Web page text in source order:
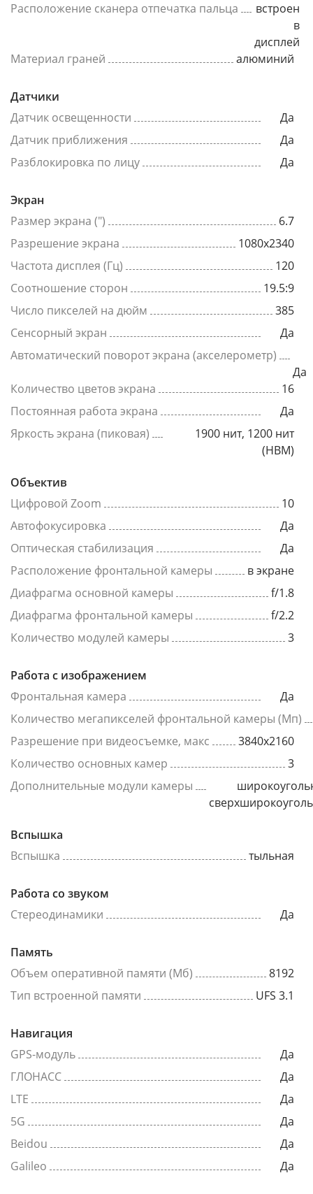
Расположение сканера отпечатка пальца
встроен
в
дисплей
Материал граней
алюминий
Датчики
Датчик освещенности
Да
Датчик приближения
Да
Разблокировка по лицу
Да
Экран
Размер экрана (")
6.7
Разрешение экрана
1080x2340
Частота дисплея (Гц)
120
Соотношение сторон
19.5:9
Число пикселей на дюйм
385
Сенсорный экран
Да
Автоматический поворот экрана (акселерометр)
Да
Количество цветов экрана
16
Постоянная работа экрана
Да
Яркость экрана (пиковая)
1900 нит, 1200 нит
(HBM)
Объектив
Цифровой Zoom
10
Автофокусировка
Да
Оптическая стабилизация
Да
Расположение фронтальной камеры
в экране
Диафрагма основной камеры
f/1.8
Диафрагма фронтальной камеры
f/2.2
Количество модулей камеры
3
Работа с изображением
Фронтальная камера
Да
Количество мегапикселей фронтальной камеры (Мп)
Разрешение при видеосъемке, макс
3840x2160
Количество основных камер
3
Дополнительные модули камеры
Вспышка
Вспышка
тыльная
Работа со звуком
Стереодинамики
Да
Память
Объем оперативной памяти (Мб)
8192
Тип встроенной памяти
UFS 3.1
Навигация
GPS-модуль
Да
ГЛОНАСС
Да
LTE
Да
5G
Да
Beidou
Да
Galileo
Да